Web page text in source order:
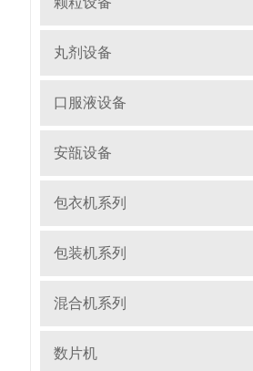
丸剂设备
口服液设备
安瓿设备
包衣机系列
包装机系列
混合机系列
数片机